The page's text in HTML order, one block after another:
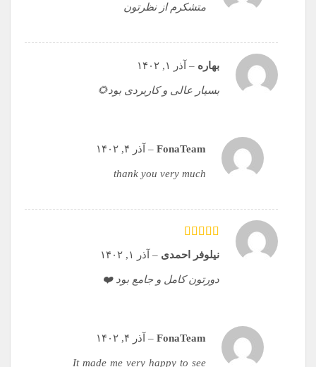
متشکرم از نظرتون
بهاره – آذر ۱, ۱۴۰۲
بسیار عالی و کاربردی بود🌻
FonaTeam
– آذر ۴, ۱۴۰۲
thank you very much
امتیاز 5
نیلوفر احمدی – آذر ۱, ۱۴۰۲
دورتون کامل و جامع بود ❤️
FonaTeam
– آذر ۴, ۱۴۰۲
It made me very happy to see